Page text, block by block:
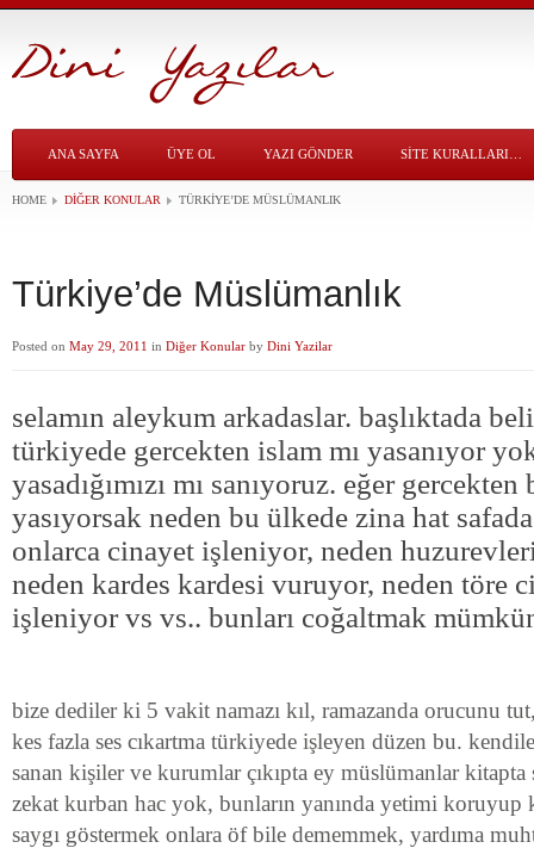
ANA SAYFA ÜYE OL YAZI GÖNDER SITE KURALLARI…
HOME DIĞER KONULAR TÜRKIYE’DE MÜSLÜMANLIK
Türkiye’de Müslümanlık
Posted on May 29, 2011 in Diğer Konular by Dini Yazilar
selamın aleykum arkadaslar. başlıktada
türkiyede gercekten islam mı yasanıyor
yasadığımızı mı sanıyoruz. eğer gercekten
yasıyorsak neden bu ülkede zina hat
onlarca cinayet işleniyor, neden
neden kardes kardesi vuruyor, neden töre
işleniyor vs vs.. bunları coğaltmak
bize dediler ki 5 vakit namazı kıl, ramazanda orucunu tut,
kes fazla ses cıkartma türkiyede işleyen düzen bu.
sanan kişiler ve kurumlar çıkıpta ey müslümanlar kitapta
zekat kurban hac yok, bunların yanında yetimi koruyup
saygı göstermek onlara öf bile dememmek, yardıma